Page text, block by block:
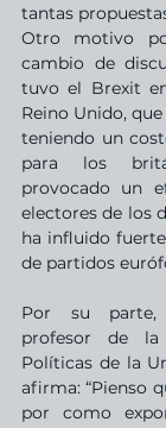
tantas
Otro motivo
cambio de
tuvo el Brexit
Reino Unido,
teniendo un
para los
provocado un
electores de los
ha influido
de partidos
Por su parte,
profesor de la
Políticas de la
afirma: “Pienso
por como